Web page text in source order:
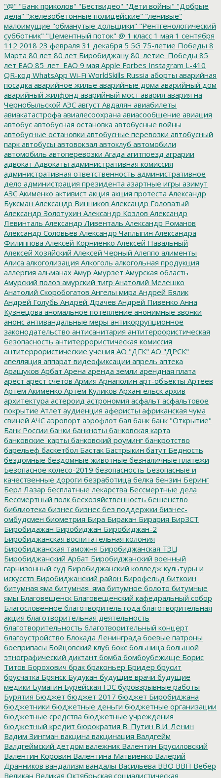
"@" "Банк приколов" "Бествидео" "Дети войны" "Добрые
дела" "железобетонные полицейские" "ленивые"
малоимущие "обманутые дольщики" "Рентгенологический
субботник" "Цементный поток" @ 1 класс 1 мая 1 сентября
112 2018 23 февраля 31 декабря 5 5G 75-летие Победы 8
Марта 80 лет 80 лет Биробиджану 80_летие_Победы 85
лет ЕАО 85_лет_ЕАО 9 мая Apple Forbes Instagram L-410
QR-код WhatsApp Wi-Fi WorldSkills Russia аборты аварийная
посадка аварийное жилье аварийные дома аварийный дом
аварийный жилфонд аварийный мост авария авария на
Чернобыльской АЭС август Авдалян авиабилеты
авиакатастрофа авиалесоохрана авиасообщение авиация
автобус автобусная остановка автобусные войны
автобусные остановки автобусные перевозки автобусный
парк автобусы автовокзал автоклуб автомобили
автомобиль автоперевозки Агада агитпоезд аграрии
адвокат Адвокаты административная комиссия
административная ответственность административное
дело администрация президента азартные игры азимут
АЗС Акименко активист акция акция протеста Александр
Буксман Александр Винников Александр Головатый
Александр Золотухин Александр Козлов Александр
Левинталь Александр Ливенталь Александр Романов
Александр Соловьев Александр Чаплыгин Александра
Филиппова Алексей Корниенко Алексей Навальный
Алексей Хозяйский Алексей Черный Алеппо алименты
Алиса алкоголизация Алкоголь алкогольная продукция
аллергия альманах Амур Амурзет Амурская область
Амурский полоз амурский тигр Анатолий Мелешко
Анатолий Скоробогатов Ангелы мира Андрей Бялик
Андрей Голубь Андрей Драчев Андрей Пивенко Анна
Кузнецова аномальное потепление анонимные звонки
анонс антивандальные меры антикоррупционное
законодательство антисанитария антитеррористическая
безопасность антитеррористическая комиссия
антитеррористические учения АО "ДГК" АО "ДРСК"
апелляция аппарат видеофиксации апрель аптека
Арашуков Арбат Арена аренда земли арендная плата
арест арест счетов Армия Арнаполин арт-объекты Артеев
Артём Акименко Артём Куликов Архангельск архив
архитектура астероид астрономия асфальт асфальтовое
покрытие Атлет аудиенция аферисты африканская чума
свиней АЧС аэропорт аэрофлот бал банк банк "Открытие"
Банк России банки банкноты банковская карта
банковские_карты банковский роуминг банкротство
барельеф баскетбол Бастак Бастрыкин батут Бедность
бездомные бездомные животные безналичные платежи
Безопасное колесо-2019 безопасность Безопасные и
качественные дороги безработица белка бензин Беринг
Берл Лазар бесплатные лекарства Бессмертные дела
Бессмертный полк бесхозяйственность бешенство
библиотека бизнес бизнес без поддержки бизнес-
омбудсмен биометрия Бира Биракан Бирария БирЗСТ
Биробидажан Биробиджан Биробиджан-2
Биробиджанская воспитательная колония
Биробиджанская таможня Биробиджанская ТЭЦ
Биробиджанский Арбат Биробиджанский военный
гарнизонный суд Биробиджанский колледж культуры и
искусств Биробиджанский район Бирофельд биткоин
битумная яма битумная_яма битумное болото битумные
ямы Благовещенск Благовещенский кафедральный собор
Благословенное благотворитель года благотворительная
акция благотворительная деятельность
благотворительность благотворительный концерт
благоустройство Блокада Ленинграда боевые патроны
боеприпасы Бойцовский клуб бокс больница большой
этнографический диктант бомба бомбоубежище Борис
Титов Борохович брак браконьер Бридер брусит
брусчатка Брянск Будукан будущие врачи будущие
медики Бумагин Бурейская ГЭС буровзрывные работы
Бурятия Бюджет бюджет 2017 бюджет Биробиджана
бюджетники бюджетные деньги бюджетные организации
бюджетные средства бюджетные учреждения
бюджетный кредит бюрократия В. Путин В.И. Ленин
Вадим Зингман вакцина вакцинация Валдгейм
Валдгеймский детдом валежник Валентин Брусиловский
Валентин Коровин Валентина Матвиенко Валерий
Дранников вандализм вандалы Васильева ВВО ВВП Вебер
Великан Великая Октябрьская социалистическая